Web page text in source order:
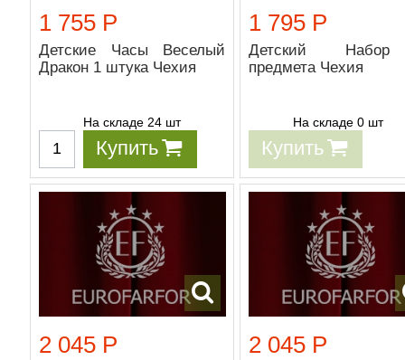
1 755 Р
Детские Часы Веселый
Дракон 1 штука Чехия
На складе 24 шт
Купить
1 795 Р
Детский
предмета Чехия
На складе 0 шт
Купить
2 045 Р 2 045 Р